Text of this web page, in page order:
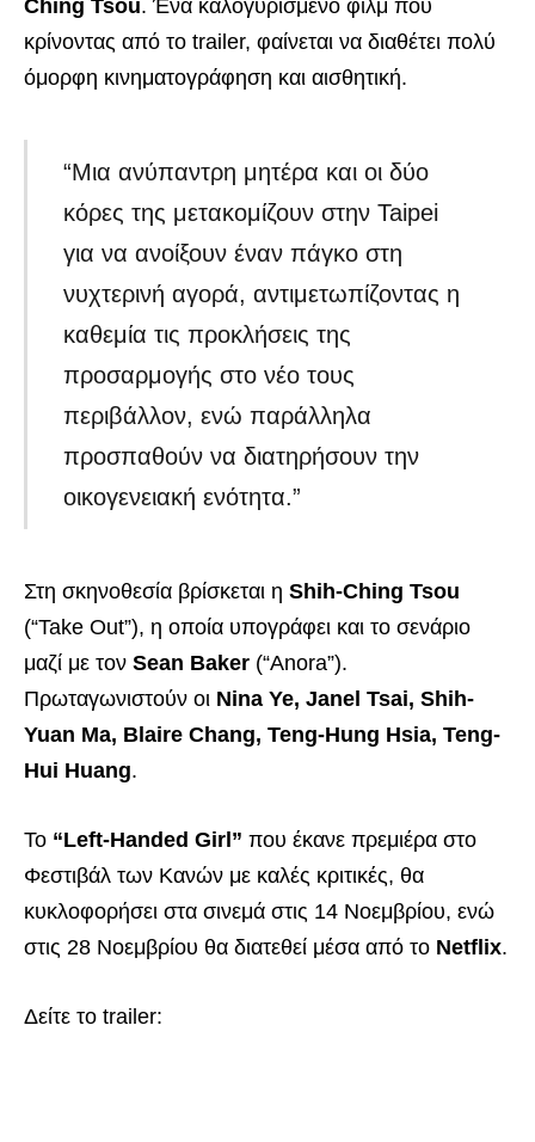
Ching Tsou. Ένα καλογυρισμένο φιλμ που
κρίνοντας από το trailer, φαίνεται να διαθέτει πολύ
όμορφη κινηματογράφηση και αισθητική.
“Μια ανύπαντρη μητέρα και οι δύο
κόρες της μετακομίζουν στην Taipei
για να ανοίξουν έναν πάγκο στη
νυχτερινή αγορά, αντιμετωπίζοντας η
καθεμία τις προκλήσεις της
προσαρμογής στο νέο τους
περιβάλλον, ενώ παράλληλα
προσπαθούν να διατηρήσουν την
οικογενειακή ενότητα.”
Στη σκηνοθεσία βρίσκεται η Shih-Ching Tsou
(“Take Out”), η οποία υπογράφει και το σενάριο
μαζί με τον Sean Baker (“Anora”).
Πρωταγωνιστούν οι Nina Ye, Janel Tsai, Shih-
Yuan Ma, Blaire Chang, Teng-Hung Hsia, Teng-
Hui Huang.
Το “Left-Handed Girl” που έκανε πρεμιέρα στο
Φεστιβάλ των Κανών με καλές κριτικές, θα
κυκλοφορήσει στα σινεμά στις 14 Νοεμβρίου, ενώ
στις 28 Νοεμβρίου θα διατεθεί μέσα από το Netflix.
Δείτε το trailer: